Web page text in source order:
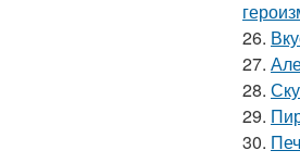
26.
27.
28.
29.
30.